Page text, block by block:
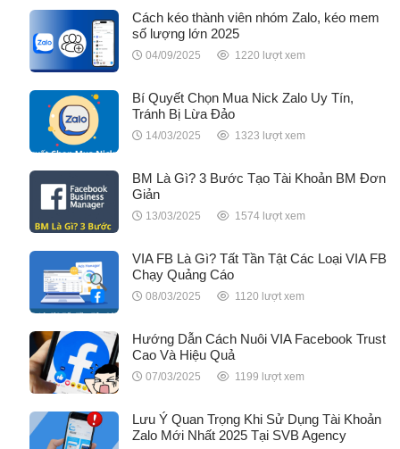
Cách kéo thành viên nhóm Zalo, kéo mem
số lượng lớn 2025
04/09/2025 1220 lượt xem
Bí Quyết Chọn Mua Nick Zalo Uy Tín,
Tránh Bị Lừa Đảo
14/03/2025 1323 lượt xem
BM Là Gì? 3 Bước Tạo Tài Khoản BM Đơn
Giản
13/03/2025 1574 lượt xem
VIA FB Là Gì? Tất Tần Tật Các Loại VIA FB
Chạy Quảng Cáo
08/03/2025 1120 lượt xem
Hướng Dẫn Cách Nuôi VIA Facebook Trust
Cao Và Hiệu Quả
07/03/2025 1199 lượt xem
Lưu Ý Quan Trọng Khi Sử Dụng Tài Khoản
Zalo Mới Nhất 2025 Tại SVB Agency